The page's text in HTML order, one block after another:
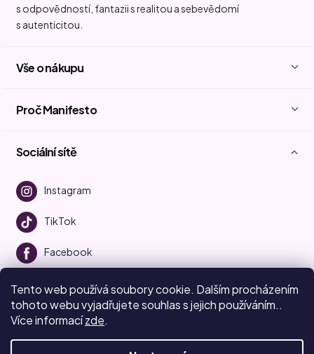
Tento web používá soubory cookie. Dalším procházením
tohoto webu vyjadřujete souhlas s jejich používáním..
Více informacízde.
s odpovědností, fantazii s realitou a sebevědomí
s autenticitou.
Vše o nákupu
Proč Manifesto
Sociální sítě
Instagram
TikTok
Facebook
Youtube
Vytvořil Shoptet